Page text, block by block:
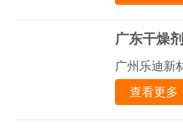
广东干燥
广州乐迪新
查看更多